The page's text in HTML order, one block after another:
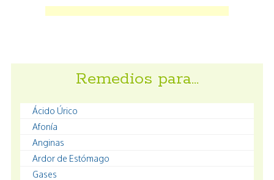
Remedios para…
Ácido Úrico
Afonía
Anginas
Ardor de Estómago
Gases